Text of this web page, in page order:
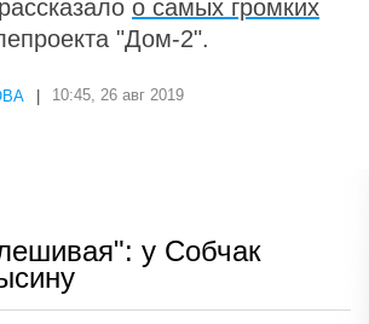
о самых громких
"Дом-2".
| 10:45, 26 авг 2019
у Собчак